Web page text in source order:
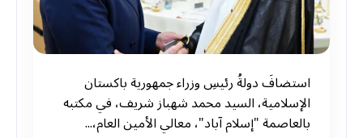
استضافَ دولةُ رئيسِ وزراء جمهورية باكستان
الإسلامية، السيد محمد شهباز شريف، في مكتبه
بالعاصمة "إسلام آباد"، معالي الأمين العام،...